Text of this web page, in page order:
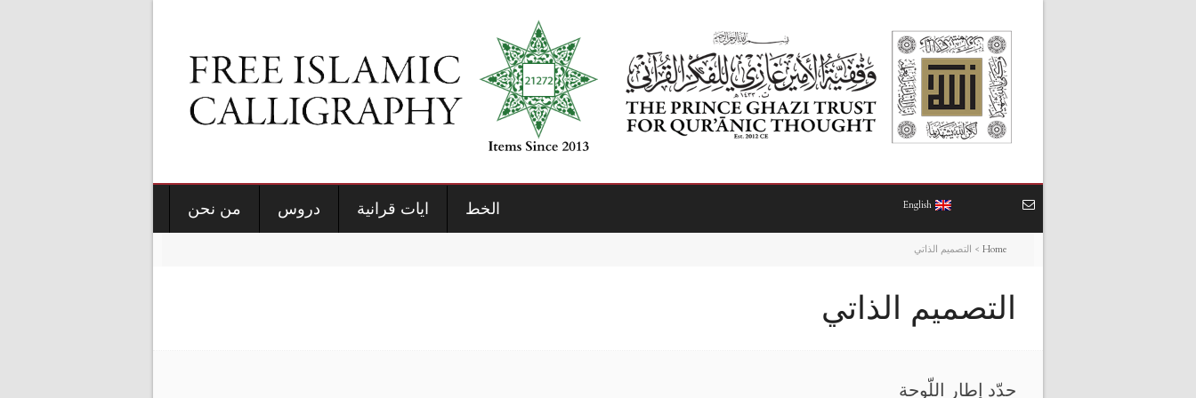
الخط ايات قرانية دروس من نحن English
Home
> التصميم الذاتي
التصميم الذاتي
حدّد إطار اللّوحة